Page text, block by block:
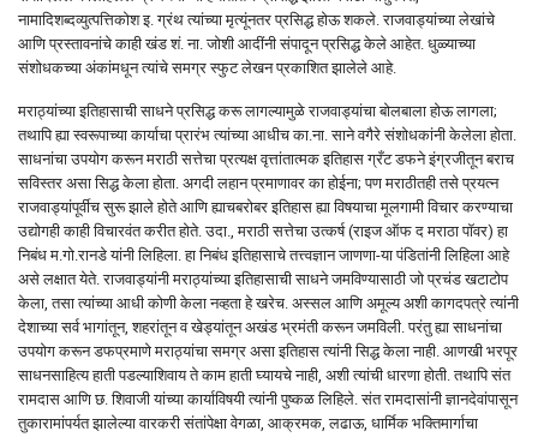
नामादिशब्दव्युत्पत्तिकोश इ. ग्रंथ त्यांच्या मृत्यूंनतर प्रसिद्ध होऊ शकले. राजवाड्यांच्या लेखांचे
आणि प्रस्तावनांचे काही खंड शं. ना. जोशी आदींनी संपादून प्रसिद्ध केले आहेत. धुळ्याच्या
संशोधकच्या अंकांमधून त्यांचे समग्र स्फुट लेखन प्रकाशित झालेले आहे.
मराठ्यांच्या इतिहासाची साधने प्रसिद्ध करू लागल्यामुळे राजवाड्यांचा बोलबाला होऊ लागला;
तथापि ह्या स्वरूपाच्या कार्याचा प्रारंभ त्यांच्या आधीच का.ना. साने वगैरे संशोधकांनी केलेला होता.
साधनांचा उपयोग करून मराठी सत्तेचा प्रत्यक्ष वृत्तांतात्मक इतिहास ग्रँट डफने इंग्रजीतून बराच
सविस्तर असा सिद्ध केला होता. अगदी लहान प्रमाणावर का होईना; पण मराठीतही तसे प्रयत्न
राजवाड्यांपूर्वीच सुरू झाले होते आणि ह्याचबरोबर इतिहास ह्या विषयाचा मूलगामी विचार करण्याचा
उद्योगही काही विचारवंत करीत होते. उदा., मराठी सत्तेचा उत्कर्ष (राइज ऑफ द मराठा पॉवर) हा
निबंध म.गो.रानडे यांनी लिहिला. हा निबंध इतिहासाचे तत्त्वज्ञान जाणणा-या पंडितांनी लिहिला आहे
असे लक्षात येते. राजवाड्यांनी मराठ्यांच्या इतिहासाची साधने जमविण्यासाठी जो प्रचंड खटाटोप
केला, तसा त्यांच्या आधी कोणी केला नव्हता हे खरेच. अस्सल आणि अमूल्य अशी कागदपत्रे त्यांनी
देशाच्या सर्व भागांतून, शहरांतून व खेड्यांतून अखंड भ्रमंती करून जमविली. परंतु ह्या साधनांचा
उपयोग करून डफप्रमाणे मराठ्यांचा समग्र असा इतिहास त्यांनी सिद्ध केला नाही. आणखी भरपूर
साधनसाहित्य हाती पडल्याशिवाय ते काम हाती घ्यायचे नाही, अशी त्यांची धारणा होती. तथापि संत
रामदास आणि छ. शिवाजी यांच्या कार्याविषयी त्यांनी पुष्कळ लिहिले. संत रामदासांनी ज्ञानदेवांपासून
तुकारामांपर्यत झालेल्या वारकरी संतांपेक्षा वेगळा, आक्रमक, लढाऊ, धार्मिक भक्तिमार्गाचा